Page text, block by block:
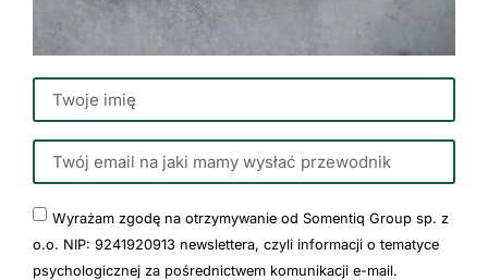
Wyrażam zgodę na otrzymywanie od Somentiq Group sp. z
o.o. NIP: 9241920913 newslettera, czyli informacji o tematyce
psychologicznej za pośrednictwem komunikacji e-mail.